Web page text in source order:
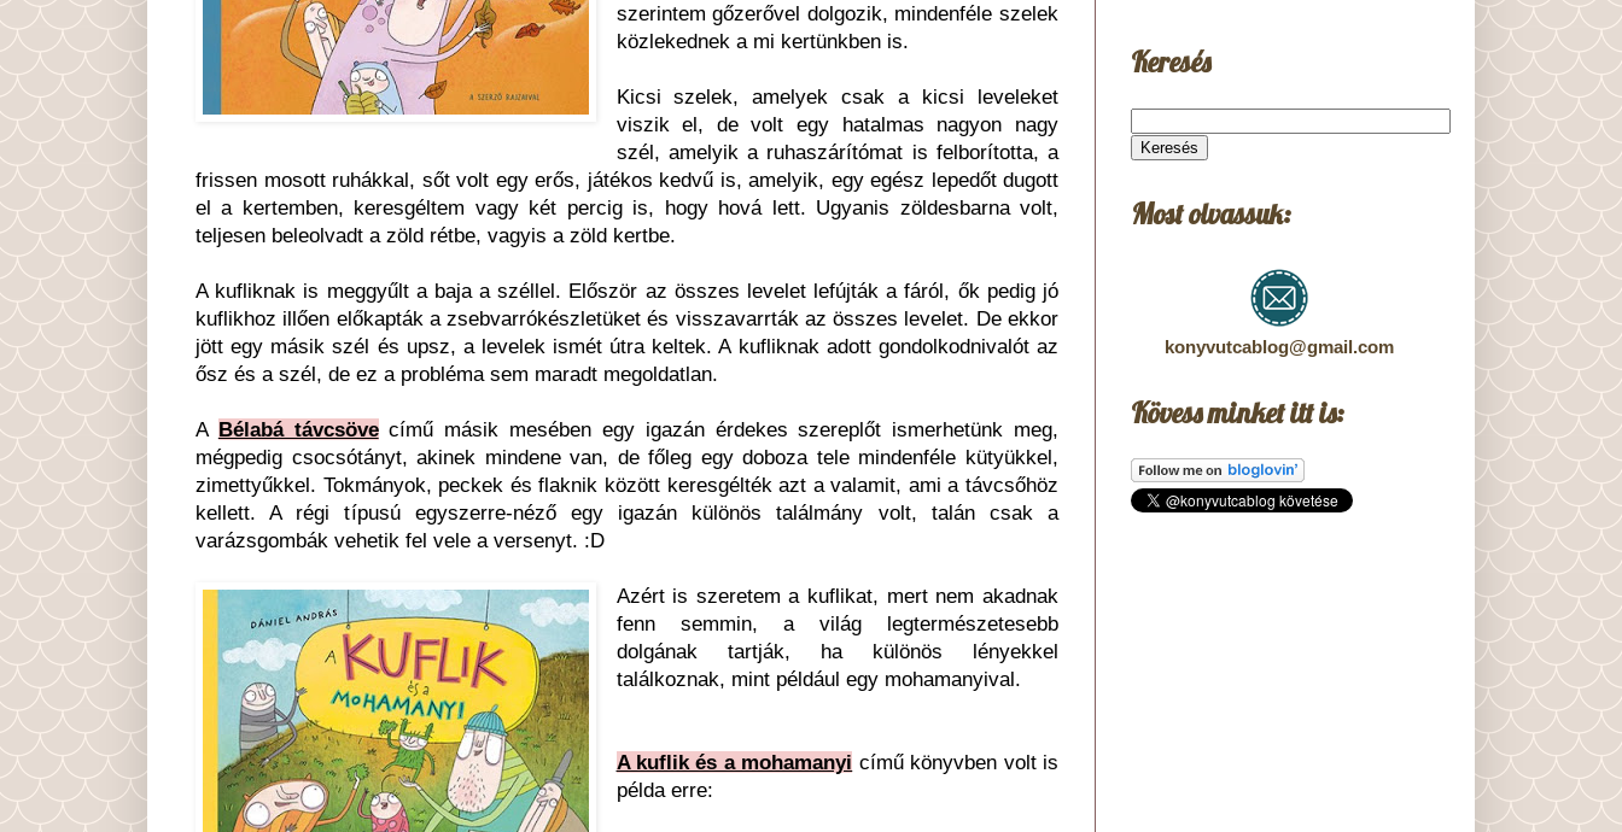
szerintem gőzerővel dolgozik, mindenféle szelek
közlekednek a mi kertünkben is.
Kicsi szelek, amelyek csak a kicsi leveleket
viszik el, de volt egy hatalmas nagyon nagy
szél, amelyik a ruhaszárítómat is felborította, a
frissen mosott ruhákkal, sőt volt egy erős, játékos kedvű is, amelyik, egy egész lepedőt dugott
el a kertemben, keresgéltem vagy két percig is, hogy hová lett. Ugyanis zöldesbarna volt,
teljesen beleolvadt a zöld rétbe, vagyis a zöld kertbe.
A kufliknak is meggyűlt a baja a széllel. Először az összes levelet lefújták a fáról, ők pedig jó
kuflikhoz illően előkapták a zsebvarrókészletüket és visszavarrták az összes levelet. De ekkor
jött egy másik szél és upsz, a levelek ismét útra keltek. A kufliknak adott gondolkodnivalót az
ősz és a szél, de ez a probléma sem maradt megoldatlan.
A Bélabá távcsövecímű másik mesében egy igazán érdekes szereplőt ismerhetünk meg,
mégpedig csocsótányt, akinek mindene van, de főleg egy doboza tele mindenféle kütyükkel,
zimettyűkkel. Tokmányok, peckek és flaknik között keresgélték azt a valamit, ami a távcsőhöz
kellett. A régi típusú egyszerre-néző egy igazán különös találmány volt, talán csak a
varázsgombák vehetik fel vele a versenyt. :D
Azért is szeretem a kuflikat, mert nem akadnak
fenn semmin, a világ legtermészetesebb
dolgának tartják, ha különös lényekkel
találkoznak, mint például egy mohamanyival.
A kuflik és a mohamanyi című könyvben volt is
példa erre:
Keresés
Most olvassuk:
konyvutcablog@gmail.com
Kövess minket itt is: